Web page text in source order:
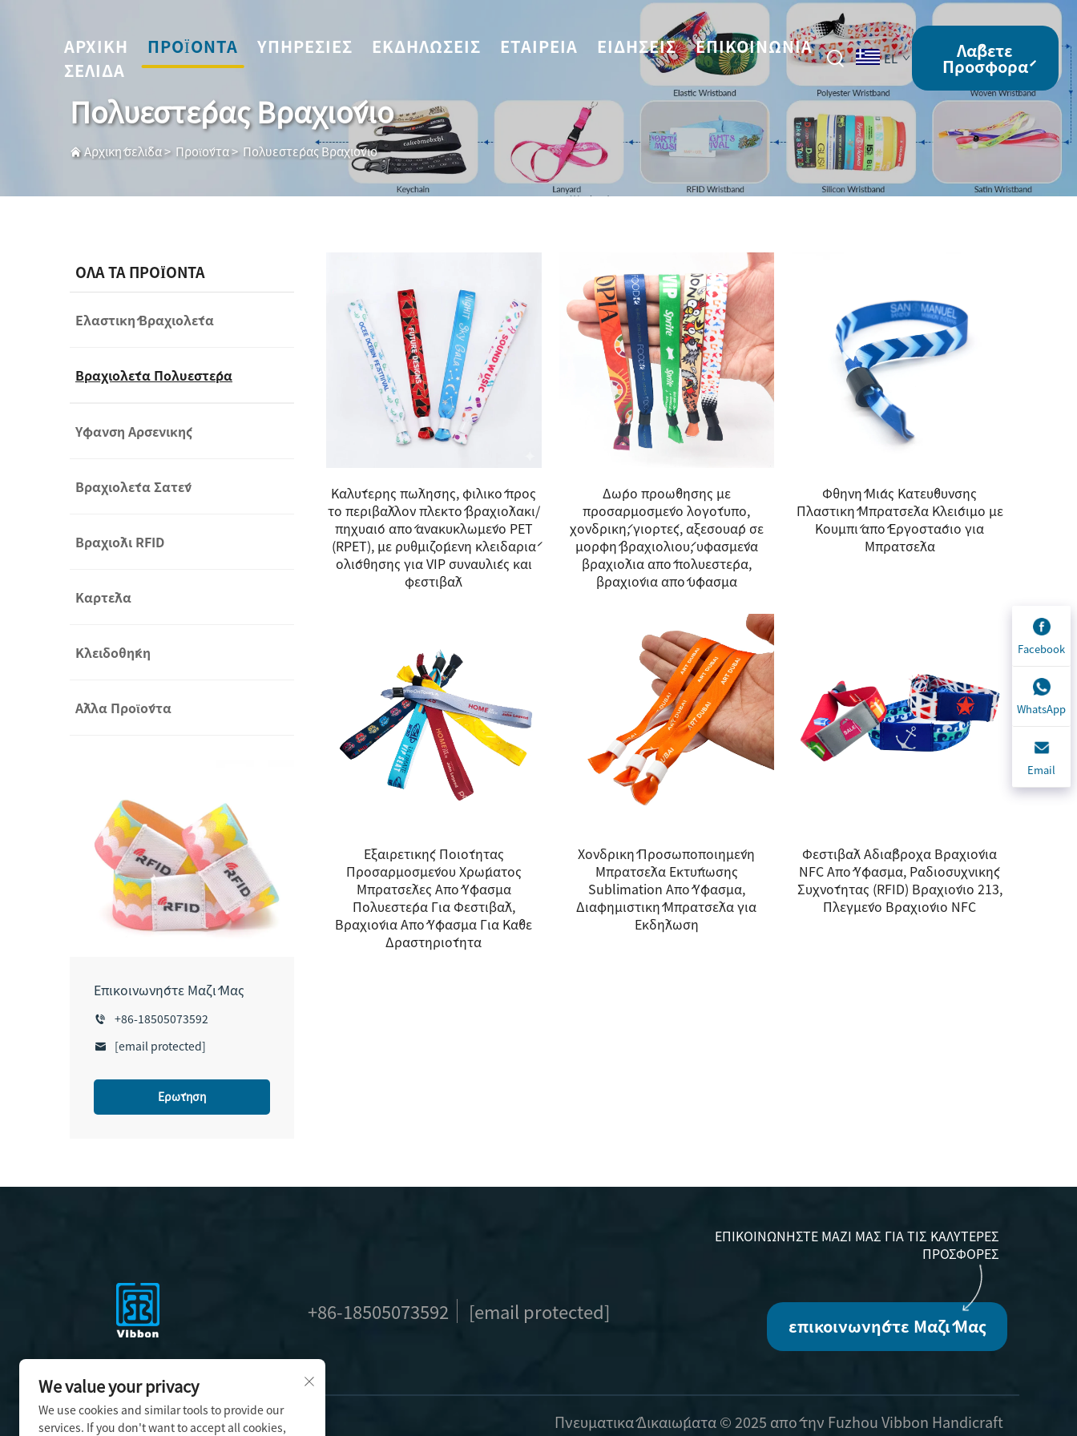
ΑΡΧΙΚΉ
ΣΕΛΊΔΑ
ΠΡΟΪΌΝΤΑ ΥΠΗΡΕΣΊΕΣ ΕΚΔΗΛΏΣΕΙΣ ΕΤΑΙΡΕΊΑ ΕΙΔΉΣΕΙΣ ΕΠΙΚΟΙΝΩΝΊΑ
EL Λάβετε
Προσφορά
Πολυεστέρας Βραχιόνιο
Αρχική σελίδα> Προϊόντα> Πολυεστέρας Βραχιόνιο
ΟΛΑ ΤΑ ΠΡΟΪΟΝΤΑ
Ελαστική Βραχιολέτα
Βραχιολέτα Πολυεστέρα
Ύφανση Αρσενικής
Βραχιολέτα Σατέν
Βραχιόλι RFID
Καρτέλα
Κλειδοθήκη
Άλλα Προϊόντα
Επικοινωνήστε Μαζί Μας
+86-18505073592
[email protected]
Ερώτηση
Καλύτερης πώλησης, φιλικό προς
το περιβάλλον πλεκτό βραχιόλακι/
πηχυαίο από ανακυκλωμένο PET
(RPET), με ρυθμιζόμενη κλειδαριά
ολίσθησης για VIP συναυλίες και
φεστιβάλ
Δώρο προώθησης με
προσαρμοσμένο λογότυπο,
χονδρική, γιορτές, αξεσουάρ σε
μορφή βραχιολιού, υφασμένα
βραχιόλια από πολυεστέρα,
βραχιόνια από ύφασμα
Φθηνή Μίας Κατεύθυνσης
Πλαστική Μπρατσέλα Κλείσιμο με
Κουμπί από Εργοστάσιο για
Μπρατσέλα
Εξαιρετικής Ποιότητας
Προσαρμοσμένου Χρώματος
Μπρατσέλες Από Ύφασμα
Πολυεστέρα Για Φεστιβάλ,
Βραχιόνια Από Ύφασμα Για Κάθε
Δραστηριότητα
Χονδρική Προσωποποιημένη
Μπρατσέλα Εκτύπωσης
Sublimation Από Ύφασμα,
Διαφημιστική Μπρατσέλα για
Εκδήλωση
Φεστιβάλ Αδιάβροχα Βραχιόνια
NFC Από Ύφασμα, Ραδιοσυχνικής
Συχνότητας (RFID) Βραχιόνιο 213,
Πλεγμένο Βραχιόνιο NFC
Facebook
WhatsApp
Email
+86-18505073592 [email protected]
ΕΠΙΚΟΙΝΩΝΉΣΤΕ ΜΑΖΊ ΜΑΣ ΓΙΑ ΤΙΣ ΚΑΛΎΤΕΡΕΣ
ΠΡΟΣΦΟΡΈΣ
επικοινωνήστε Μαζί Μας
Πνευματικά Δικαιώματα © 2025 από την Fuzhou Vibbon Handicraft
We value your privacy
We use cookies and similar tools to provide our
services. If you don't want to accept all cookies,